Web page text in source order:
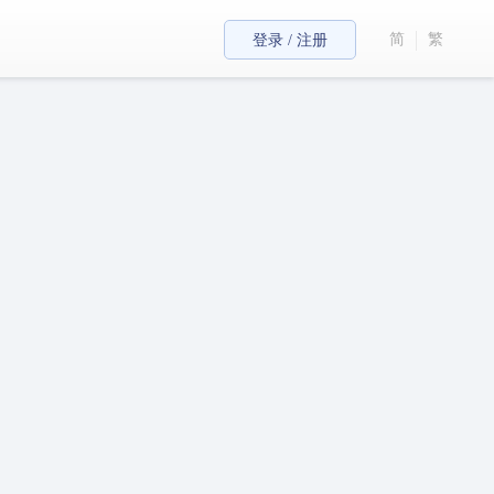
登录 / 注册 简 繁